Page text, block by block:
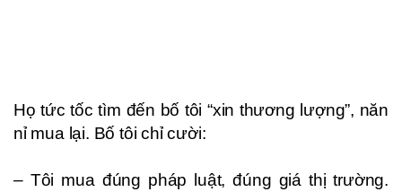
Họ tức tốc tìm đến bố tôi “xin thương lượng”, năn
nỉ mua lại. Bố tôi chỉ cười:
– Tôi mua đúng pháp luật, đúng giá thị trường.